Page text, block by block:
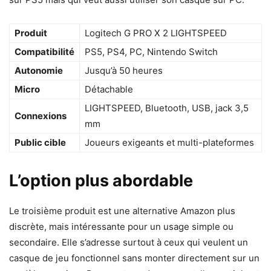
Produit
Logitech G PRO X 2 LIGHTSPEED
Compatibilité
PS5, PS4, PC, Nintendo Switch
Autonomie
Jusqu’à 50 heures
Micro
Détachable
Connexions
LIGHTSPEED, Bluetooth, USB, jack 3,5
mm
Public cible
Joueurs exigeants et multi-plateformes
L’option plus abordable
Le troisième produit est une alternative Amazon plus
discrète, mais intéressante pour un usage simple ou
secondaire. Elle s’adresse surtout à ceux qui veulent un
casque de jeu fonctionnel sans monter directement sur un